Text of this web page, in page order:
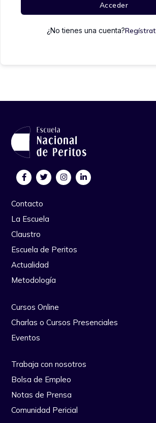
Acceder
¿No tienes una cuenta?
Contacto
La Escuela
Claustro
Escuela de Peritos
Actualidad
Metodología
Cursos Online
Charlas o Cursos Presenciales
Eventos
Trabaja con nosotros
Bolsa de Empleo
Notas de Prensa
Comunidad Pericial